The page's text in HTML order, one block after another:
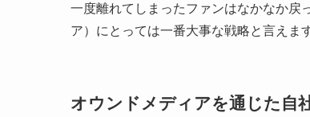
一度離れてしまったファンはなかなか戻
ア）にとっては一番大事な戦略と言えます
オウンドメディアを通じた自